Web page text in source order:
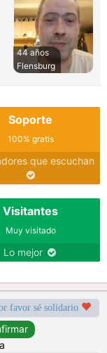
44 años
Flensburg
Soporte
100% gratis
que escuchan
Visitantes
Muy visitado
Lo mejor
favor sé solidario